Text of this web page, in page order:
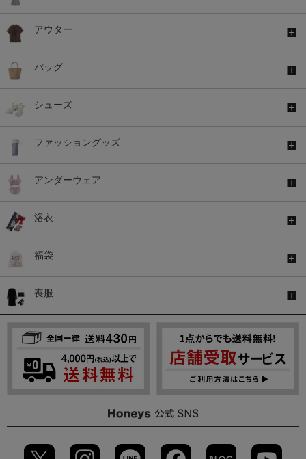
アウター
バッグ
シューズ
ファッショングッズ
アンダーウェア
浴衣
福袋
喪服